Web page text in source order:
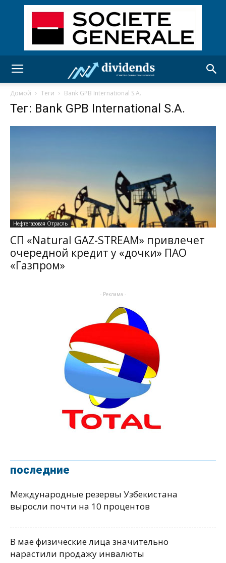
Домой Теги Bank GPB International S.A.
Тег: Bank GPB International S.A.
Нефтегазовая Отрасль
СП «Natural GAZ-STREAM» привлечет
очередной кредит у «дочки» ПАО
«Газпром»
- Реклама -
последние
Международные резервы Узбекистана
выросли почти на 10 процентов
В мае физические лица значительно
нарастили продажу инвалюты